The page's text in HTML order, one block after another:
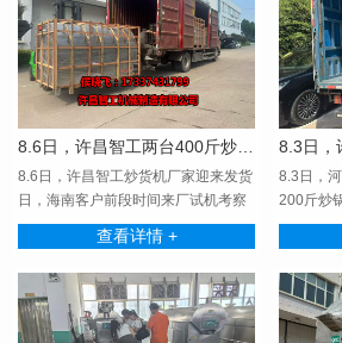
8.6日，许昌智工炒货机厂家迎来发货
日，海南客户前段时间来厂试机考察
电磁炒货机炒制···
查看详情 +
8.3日，
200斤炒
的炒货机